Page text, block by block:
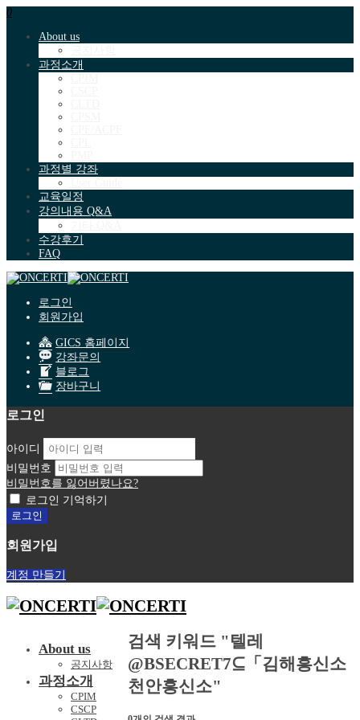
0
About us
과정소개
과정별 강좌
교육일정
강의내용 Q&A
수강후기
FAQ
로그인
회원가입
GICS 홈페이지
강좌문의
블로그
장바구니
로그인
아이디
비밀번호
비밀번호를 잃어버렸나요?
로그인 기억하기
회원가입
계정 만들기
About us
공지사항
과정소개
CPIM
CSCP
검색 키워드 "텔레
@BSECRET7⊆「김해흥신소
천안흥신소"